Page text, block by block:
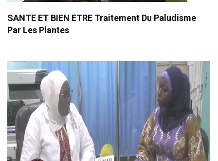
SANTE ET BIEN ETRE Traitement Du Paludisme
Par Les Plantes